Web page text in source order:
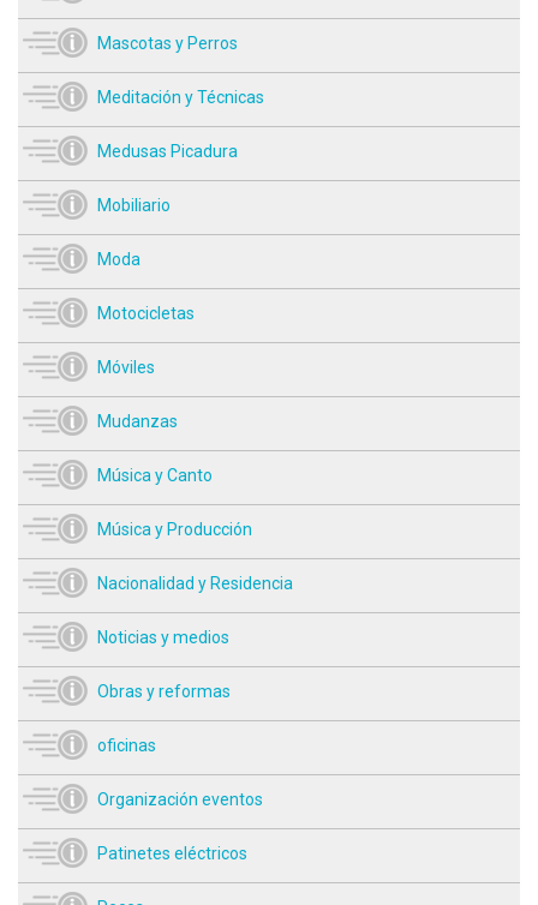
Mascotas y Perros
Meditación y Técnicas
Medusas Picadura
Mobiliario
Moda
Motocicletas
Móviles
Mudanzas
Música y Canto
Música y Producción
Nacionalidad y Residencia
Noticias y medios
Obras y reformas
oficinas
Organización eventos
Patinetes eléctricos